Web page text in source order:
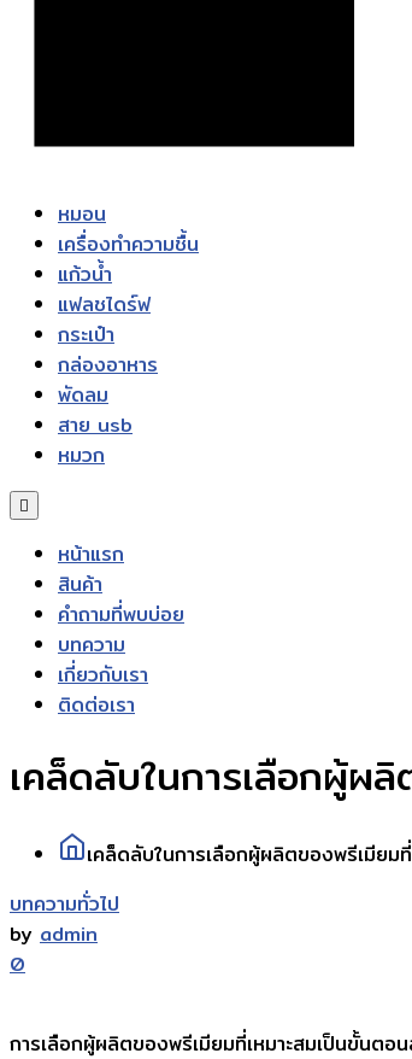
หมอน
เครื่องทำความชื้น
แก้วน้ำ
แฟลชไดร์ฟ
กระเป๋า
กล่องอาหาร
พัดลม
สาย usb
หมวก
หน้าแรก
สินค้า
คำถามที่พบบ่อย
บทความ
เกี่ยวกับเรา
ติดต่อเรา
เคล็ดลับในการเลือกผู้ผ
เคล็ดลับในการเลือกผู้ผลิตของพรีเมียม
บทความทั่วไป
by admin
0
การเลือกผู้ผลิตของพรีเมียมที่เหมาะสมเป็นขั้นต